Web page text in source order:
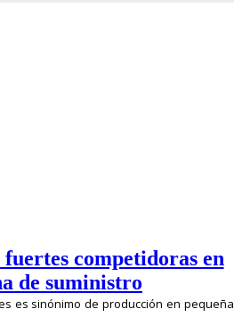
competidoras en
de suministro
es sinónimo de producción en pequeña